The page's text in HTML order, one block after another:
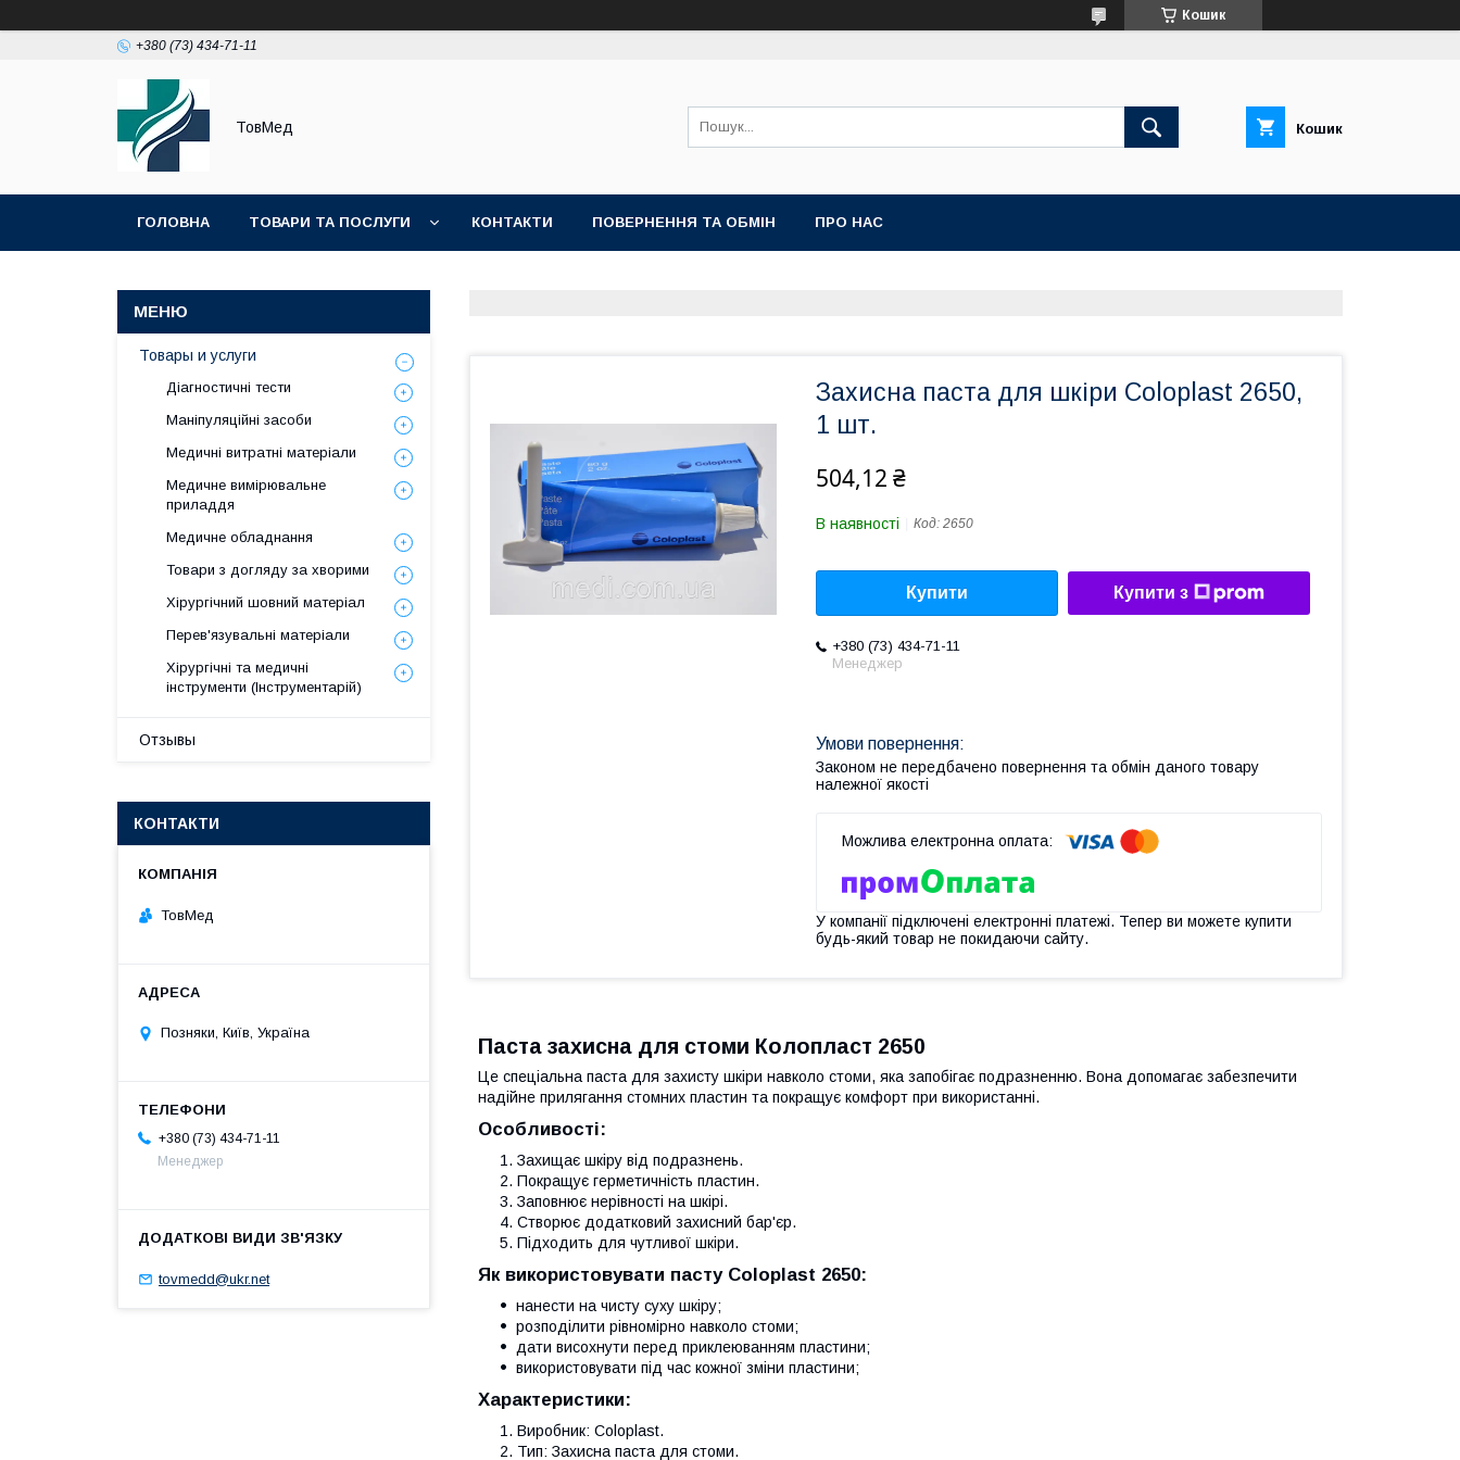
Кошик
+380 (73) 434-71-11
ТовМед Кошик
ГОЛОВНА ТОВАРИ ТА ПОСЛУГИ КОНТАКТИ ПОВЕРНЕННЯ ТА ОБМІН ПРО НАС
Захисна паста для шкіри Coloplast 2650,
1 шт.
504,12 ₴
В наявності Код: 2650
Купити Купити з
+380 (73) 434-71-11
Менеджер
Законом не передбачено повернення та обмін даного товару
належної якості
У компанії підключені електронні платежі. Тепер ви можете купити
будь-який товар не покидаючи сайту.
Паста захисна для стоми Колопласт 2650
Це спеціальна паста для захисту шкіри навколо стоми, яка запобігає подразненню. Вона допомагає забезпечити
надійне прилягання стомних пластин та покращує комфорт при використанні.
Особливості:
Захищає шкіру від подразнень.
Покращує герметичність пластин.
Заповнює нерівності на шкірі.
Створює додатковий захисний бар'єр.
Підходить для чутливої шкіри.
Як використовувати пасту Coloplast 2650:
нанести на чисту суху шкіру;
розподілити рівномірно навколо стоми;
дати висохнути перед приклеюванням пластини;
використовувати під час кожної зміни пластини;
Характеристики:
Виробник: Coloplast.
Тип: Захисна паста для стоми.
Товары и услуги
Діагностичні тести
Маніпуляційні засоби
Медичні витратні матеріали
Медичне вимірювальне
приладдя
Медичне обладнання
Товари з догляду за хворими
Хірургічний шовний матеріал
Перев'язувальні матеріали
Хірургічні та медичні
інструменти (Інструментарій)
Отзывы
КОНТАКТИ
ТовМед
Позняки, Київ, Україна
+380 (73) 434-71-11
Менеджер
tovmedd@ukr.net